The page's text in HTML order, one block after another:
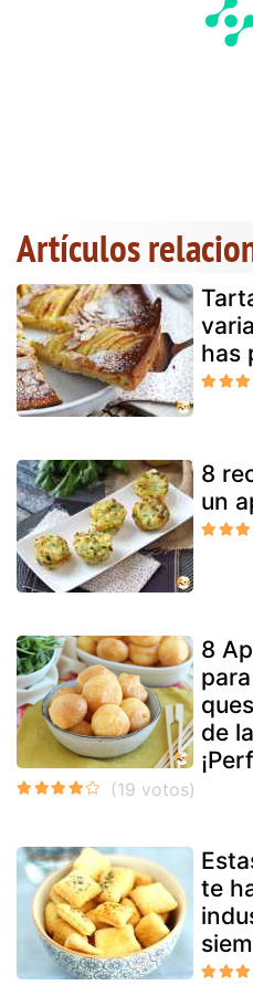
Artículos
has
8
un
8
de
te